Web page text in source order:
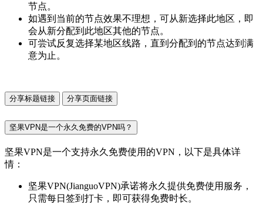
节点。
如遇到当前的节点效果不理想，可从新选择此地区，即
会从新分配到此地区其他的节点。
可尝试反复选择某地区线路，直到分配到的节点达到满
意为止。
分享标题链接 分享页面链接
坚果VPN是一个永久免费的VPN吗？
坚果VPN是一个支持永久免费使用的VPN，以下是具体详
情：
坚果VPN(JianguoVPN)承诺将永久提供免费使用服务，
只需每日签到打卡，即可获得免费时长。